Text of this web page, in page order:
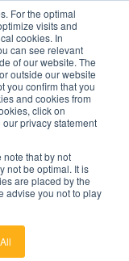
For the optimal
visits and
cookies. In
can see relevant
of our website. The
outside our website
you confirm that you
and cookies from
click on
our privacy statement
note that by not
not be optimal. It is
are placed by the
advise you not to play
duurder. Weet
is en wat je